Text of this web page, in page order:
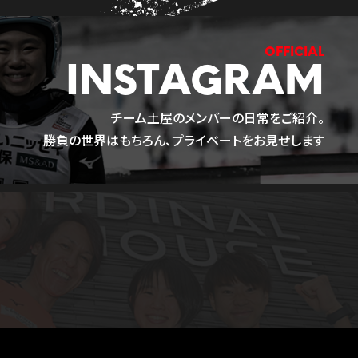
INSTAGRAM
チーム土屋のメンバーの日常をご紹介。
勝負の世界はもちろん、プライベートをお見せします